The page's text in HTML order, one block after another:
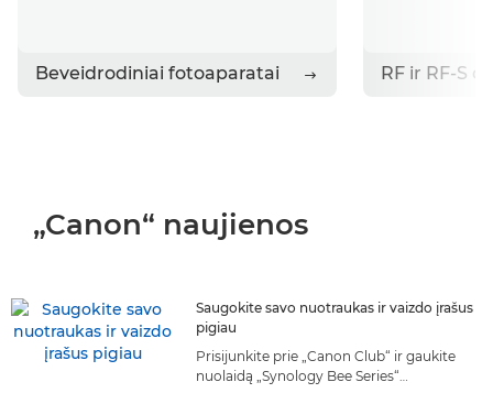
Beveidrodiniai fotoaparatai RF ir RF-S
„Canon“ naujienos
Saugokite savo nuotraukas ir vaizdo įrašus
pigiau
Prisijunkite prie „Canon Club“ ir gaukite
nuolaidą „Synology Bee Series“